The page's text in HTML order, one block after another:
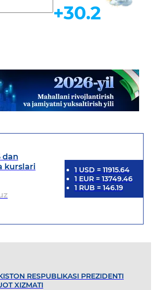
Ob-havo
+30.2
dan
kurslari
1 USD = 11915.64
1 EUR= 13749.46
1 RUB = 146.19
RESPUBLIKASI PREZIDENTI
XIZMATI